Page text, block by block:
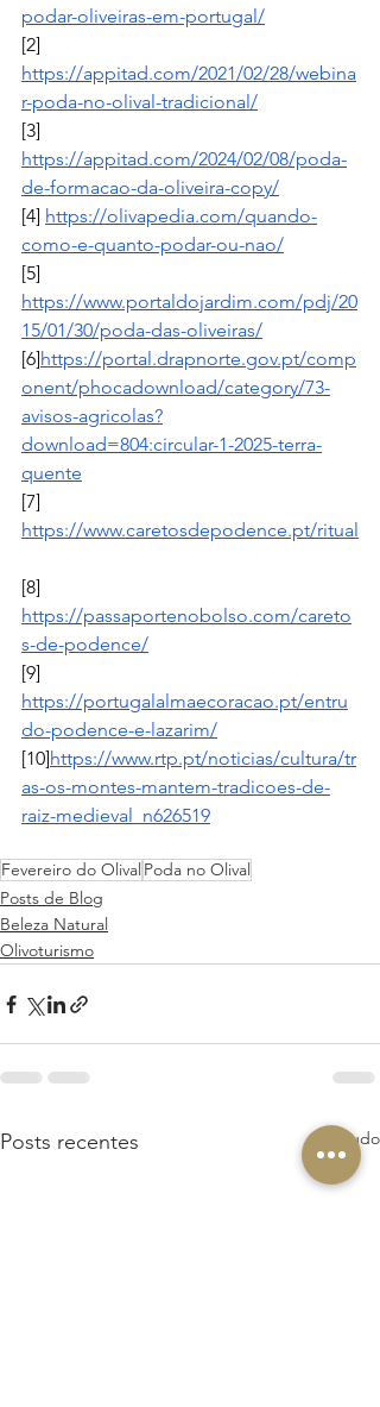
podar-oliveiras-em-portugal/
[2]
https://appitad.com/2021/02/28/webina
r-poda-no-olival-tradicional/
[3]
https://appitad.com/2024/02/08/poda-
de-formacao-da-oliveira-copy/
[4] https://olivapedia.com/quando-
como-e-quanto-podar-ou-nao/
[5]
https://www.portaldojardim.com/pdj/20
15/01/30/poda-das-oliveiras/
[6]https://portal.drapnorte.gov.pt/comp
onent/phocadownload/category/73-
avisos-agricolas?
download=804:circular-1-2025-terra-
quente
[7]
https://www.caretosdepodence.pt/ritual
[8]
https://passaportenobolso.com/careto
s-de-podence/
[9]
https://portugalalmaecoracao.pt/entru
do-podence-e-lazarim/
[10]https://www.rtp.pt/noticias/cultura/tr
as-os-montes-mantem-tradicoes-de-
raiz-medieval_n626519
Fevereiro do Olival Poda no Olival
Posts de Blog
Beleza Natural
Olivoturismo
Posts recentes Ver tudo